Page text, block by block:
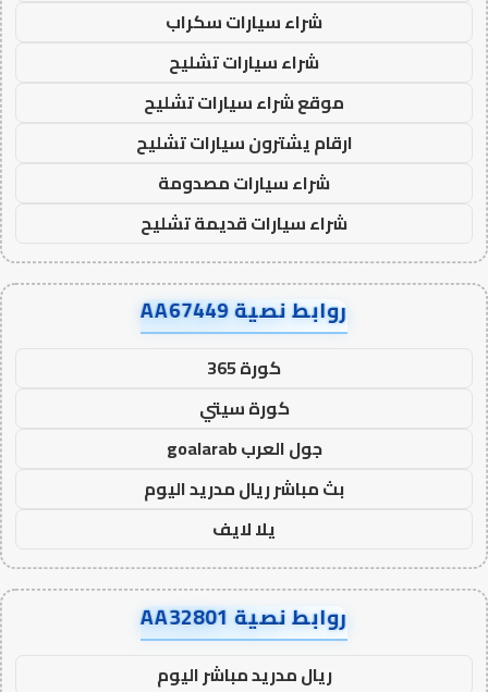
شراء سيارات سكراب
شراء سيارات تشليح
موقع شراء سيارات تشليح
ارقام يشترون سيارات تشليح
شراء سيارات مصدومة
شراء سيارات قديمة تشليح
روابط نصية AA67449
كورة 365
كورة سيتي
جول العرب goalarab
بث مباشر ريال مدريد اليوم
يلا لايف
روابط نصية AA32801
ريال مدريد مباشر اليوم